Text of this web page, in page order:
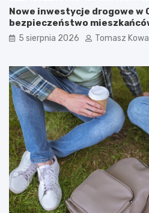
Nowe inwestycje drogowe w
bezpieczeństwo
5 sierpnia 2026 Tomasz